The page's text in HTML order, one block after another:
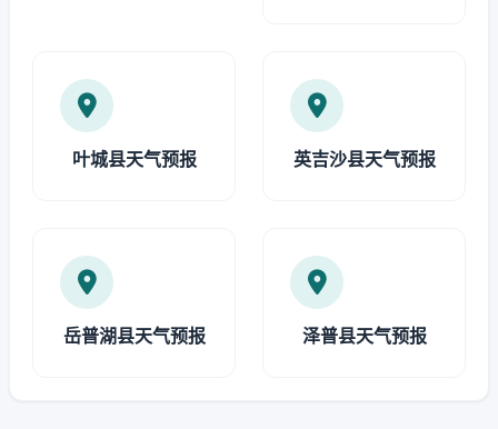
叶城县天气预报 英吉沙县天气预报
岳普湖县天气预报 泽普县天气预报